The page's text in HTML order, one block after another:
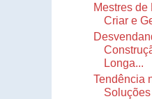
Mestres de
Criar e
Longa...
Tendência